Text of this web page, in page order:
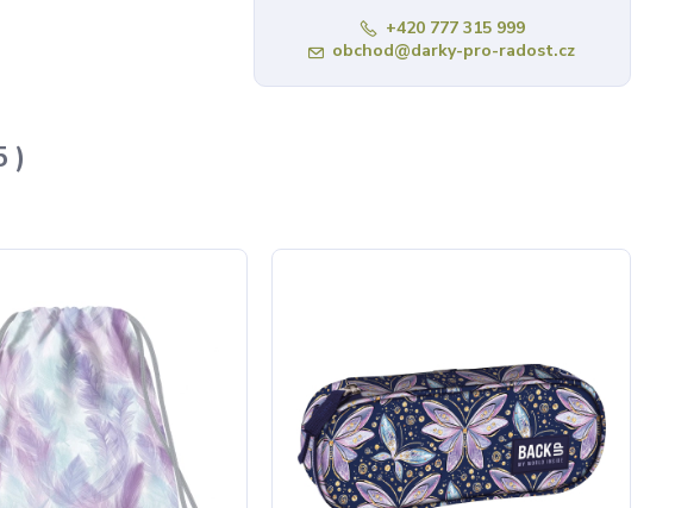
+420 777 315 999
obchod@darky-pro-radost.cz